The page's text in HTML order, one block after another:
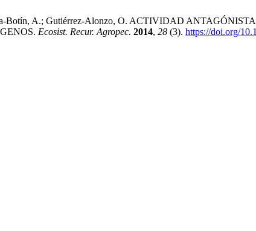
Botín, A.; Gutiérrez-Alonzo, O. ACTIVIDAD
Ecosist. Recur. Agropec. 2014, 28 (3). https://doi.org/